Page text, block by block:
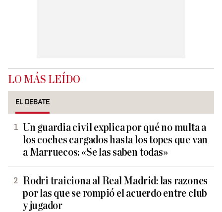
LO MÁS LEÍDO
EL DEBATE
Un guardia civil explica por qué no multa a
los coches cargados hasta los topes que van
a Marruecos: «Se las saben todas»
Rodri traiciona al Real Madrid: las razones
por las que se rompió el acuerdo entre club
y jugador